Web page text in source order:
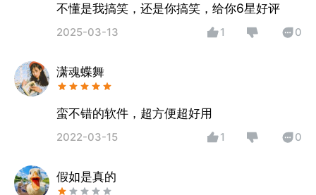
不懂是我搞笑，还是你搞笑，给你6星好评
2025-03-13 1 0
潇魂蝶舞
蛮不错的软件，超方便超好用
2022-03-15 1 0
假如是真的